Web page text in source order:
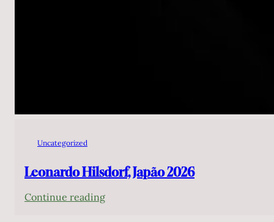
Uncategorized
Leonardo Hilsdorf, Japão 2026
Continue reading: